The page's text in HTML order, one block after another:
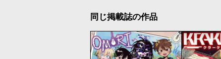
同じ掲載誌の作品